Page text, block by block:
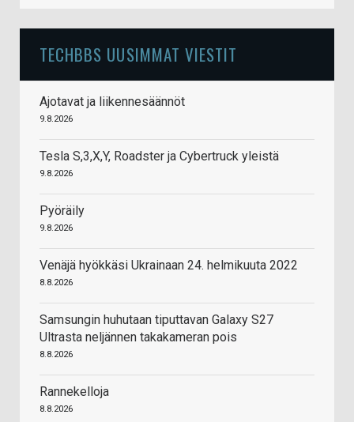
TECHBBS UUSIMMAT VIESTIT
Ajotavat ja liikennesäännöt
9.8.2026
Tesla S,3,X,Y, Roadster ja Cybertruck yleistä
9.8.2026
Pyöräily
9.8.2026
Venäjä hyökkäsi Ukrainaan 24. helmikuuta 2022
8.8.2026
Samsungin huhutaan tiputtavan Galaxy S27
Ultrasta neljännen takakameran pois
8.8.2026
Rannekelloja
8.8.2026